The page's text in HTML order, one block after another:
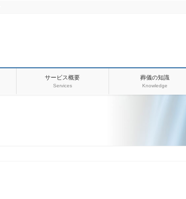
サービス概要
Services
葬儀の知識
Knowledge